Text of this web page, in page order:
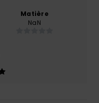
Matière
NaN